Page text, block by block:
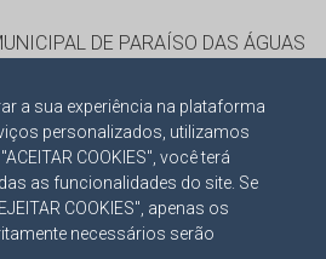
a sua experiência na plataforma
personalizados, utilizamos
COOKIES", você terá
as funcionalidades do site. Se
COOKIES", apenas os
necessários serão
DE PARAÍSO DAS ÁGUAS
DOMINGUES JERONYMO
001
2014